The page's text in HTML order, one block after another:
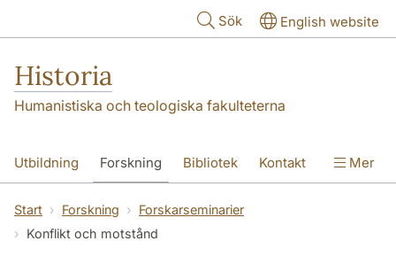
Sök English website
Historia
Humanistiska och teologiska fakulteterna
Utbildning Forskning Bibliotek Kontakt
Om oss
Mer
Start Forskning
Forskarseminarier
Konflikt och motstånd